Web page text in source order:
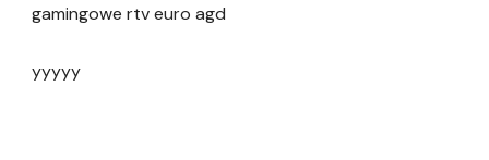
gamingowe rtv euro agd
yyyyy